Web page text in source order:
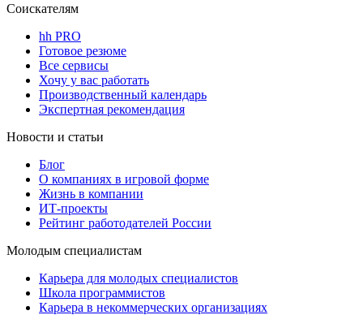
Соискателям
hh PRO
Готовое резюме
Все сервисы
Хочу у вас работать
Производственный календарь
Экспертная рекомендация
Новости и статьи
Блог
О компаниях в игровой форме
Жизнь в компании
ИТ-проекты
Рейтинг работодателей России
Молодым специалистам
Карьера для молодых специалистов
Школа программистов
Карьера в некоммерческих организациях